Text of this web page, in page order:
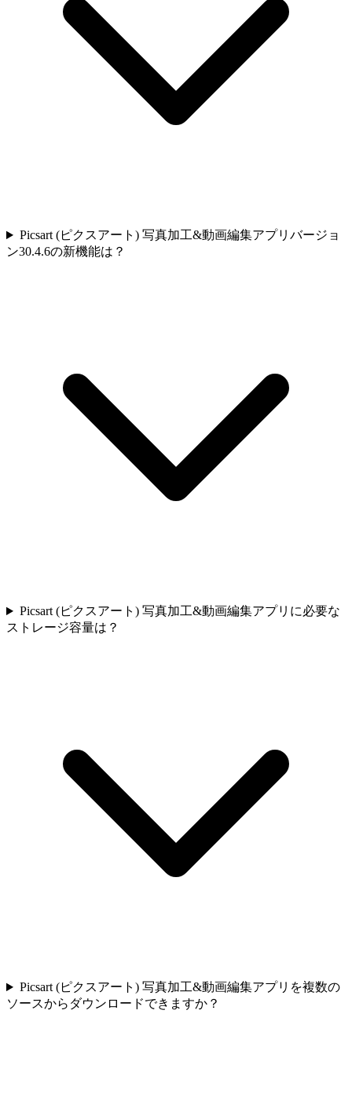
Picsart (ピクスアート) 写真加工&動画編集アプリバージョ
ン30.4.6の新機能は？
Picsart (ピクスアート) 写真加工&動画編集アプリに必要な
ストレージ容量は？
Picsart (ピクスアート) 写真加工&動画編集アプリを複数の
ソースからダウンロードできますか？